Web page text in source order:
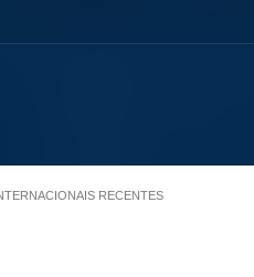
RECENTES